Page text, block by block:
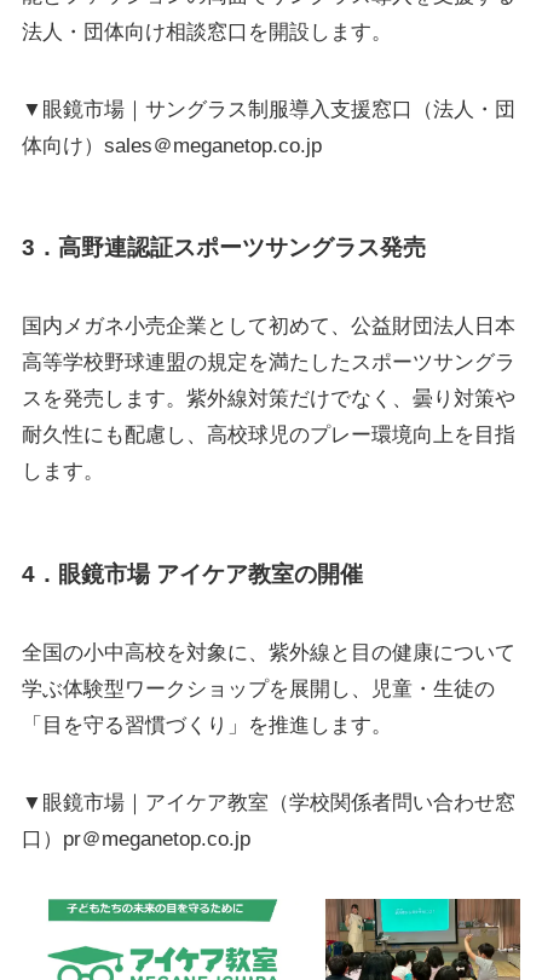
法人・団体向け相談窓口を開設します。
▼眼鏡市場｜サングラス制服導入支援窓口（法人・団
体向け）sales＠meganetop.co.jp
3．高野連認証スポーツサングラス発売
国内メガネ小売企業として初めて、公益財団法人日本
高等学校野球連盟の規定を満たしたスポーツサングラ
スを発売します。紫外線対策だけでなく、曇り対策や
耐久性にも配慮し、高校球児のプレー環境向上を目指
します。
4．眼鏡市場 アイケア教室の開催
全国の小中高校を対象に、紫外線と目の健康について
学ぶ体験型ワークショップを展開し、児童・生徒の
「目を守る習慣づくり」を推進します。
▼眼鏡市場｜アイケア教室（学校関係者問い合わせ窓
口）pr＠meganetop.co.jp